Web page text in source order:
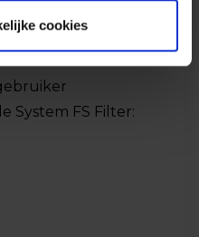
cookies
System FS Filter: